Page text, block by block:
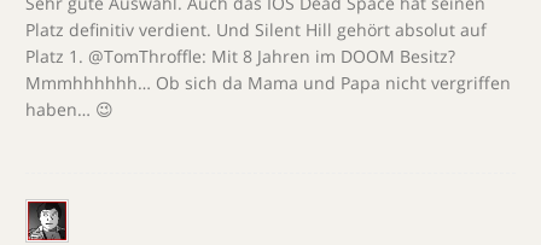
Platz definitiv verdient. Und Silent Hill gehört absolut auf
Platz 1. @TomThroffle: Mit 8 Jahren im DOOM Besitz?
Mmmhhhhhh… Ob sich da Mama und Papa nicht vergriffen
haben… 😉